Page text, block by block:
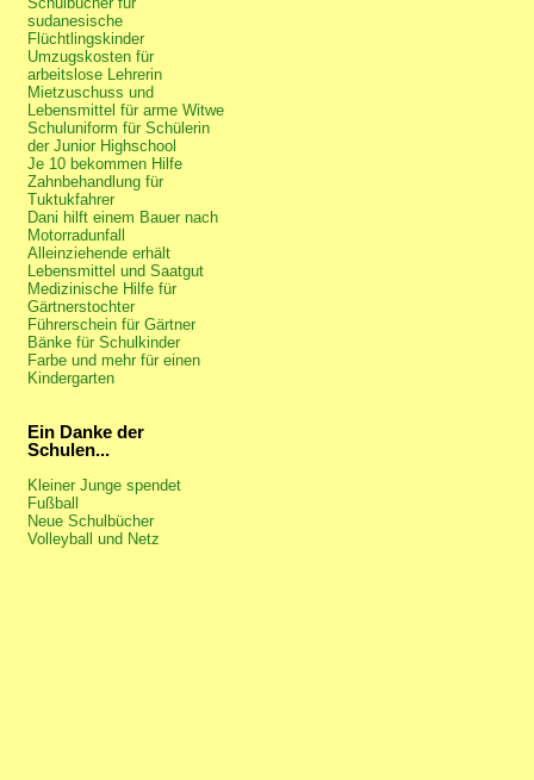
sudanesische
Flüchtlingskinder
Umzugskosten für
arbeitslose Lehrerin
Mietzuschuss und
Lebensmittel für arme Witwe
Schuluniform für Schülerin
der Junior Highschool
Je 10 bekommen Hilfe
Zahnbehandlung für
Tuktukfahrer
Dani hilft einem Bauer nach
Motorradunfall
Alleinziehende erhält
Lebensmittel und Saatgut
Medizinische Hilfe für
Gärtnerstochter
Führerschein für Gärtner
Bänke für Schulkinder
Farbe und mehr für einen
Kindergarten
Ein Danke der
Schulen...
Kleiner Junge spendet
Fußball
Neue Schulbücher
Volleyball und Netz